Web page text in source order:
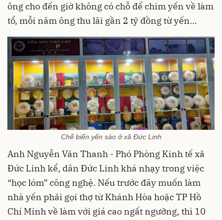
ông cho đến giờ không có chỗ để chim yến về làm
tổ, mỗi năm ông thu lãi gần 2 tỷ đồng từ yến…
Chế biến yến sào ở xã Đức Linh
Anh Nguyễn Văn Thanh - Phó Phòng Kinh tế xã
Đức Linh kể, dân Đức Linh khá nhạy trong việc
“học lóm” công nghệ. Nếu trước đây muốn làm
nhà yến phải gọi thợ từ Khánh Hòa hoặc TP Hồ
Chí Minh về làm với giá cao ngất ngưỡng, thì 10